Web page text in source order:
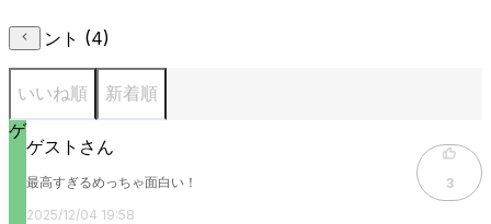
コメント (4)
いいね順 新着順
ゲ
ゲストさん
最高すぎるめっちゃ面白い！
2025/12/04 19:58
3